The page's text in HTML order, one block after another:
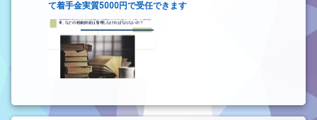
て着手金実質5000円で受任できます